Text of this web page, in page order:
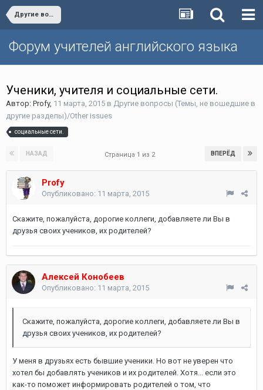
Другие вопросы (Темы, не вошедшие в другие разделы)/Other issues
Форум учителей английского языка
Ученики, учителя и социальные сети.
Автор: Profy, 11 марта, 2015 в Другие вопросы (Темы, не вошедшие в
другие разделы)/Other issues
социальные сети.
НАЗАД ВПЕРЁД
Страница 1 из 2
Profy
Опубликовано: 11 марта, 2015
Скажите, пожалуйста, дорогие коллеги, добавляете ли Вы в
друзья своих учеников, их родителей?
Алексей Конобеев
Опубликовано: 11 марта, 2015
Скажите, пожалуйста, дорогие коллеги, добавляете ли Вы в
друзья своих учеников, их родителей?
У меня в друзьях есть бывшие ученики. Но вот не уверен что
хотел бы добавлять учеников и их родителей. Хотя... если это
как-то поможет информировать родителей о том, что